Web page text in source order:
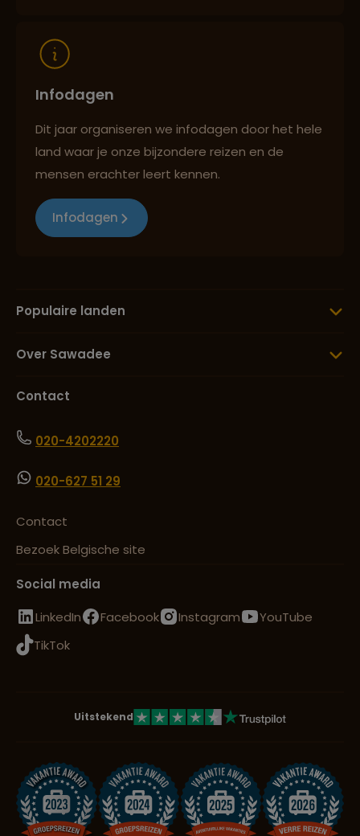
Infodagen
Dit jaar organiseren we infodagen door het hele
land waar je onze bijzondere reizen en de
mensen erachter leert kennen.
Infodagen
Populaire landen
Over Sawadee
Contact
020-4202220
020-627 51 29
Contact
Bezoek Belgische site
Social media
LinkedIn
Facebook Instagram
YouTube
TikTok
Uitstekend